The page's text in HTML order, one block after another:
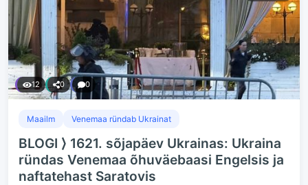
12 0 0
Maailm Venemaa ründab Ukrainat
BLOGI ⟩ 1621. sõjapäev Ukrainas: Ukraina
ründas Venemaa õhuväebaasi Engelsis ja
naftatehast Saratovis